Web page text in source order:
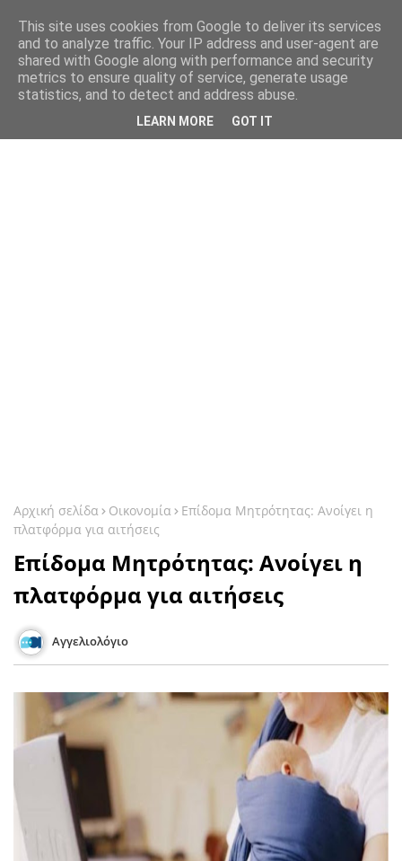
Αρχική σελίδα Οικονομία
Επίδομα Μητρότητας: Ανοίγει η
πλατφόρμα για αιτήσεις
Επίδομα Μητρότητας: Ανοίγει η
πλατφόρμα για αιτήσεις
Αγγελιολόγιο
This site uses cookies from Google to deliver its services
and to analyze traffic. Your IP address and user-agent are
shared with Google along with performance and security
metrics to ensure quality of service, generate usage
statistics, and to detect and address abuse.
LEARN MORE GOT IT